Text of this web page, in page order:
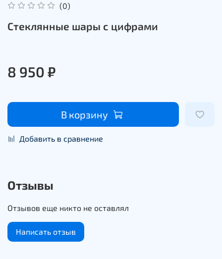
(0)
Стеклянные шары с цифрами
8 950 ₽
В корзину
Добавить в сравнение
Отзывы
Отзывов еще никто не оставлял
Написать отзыв